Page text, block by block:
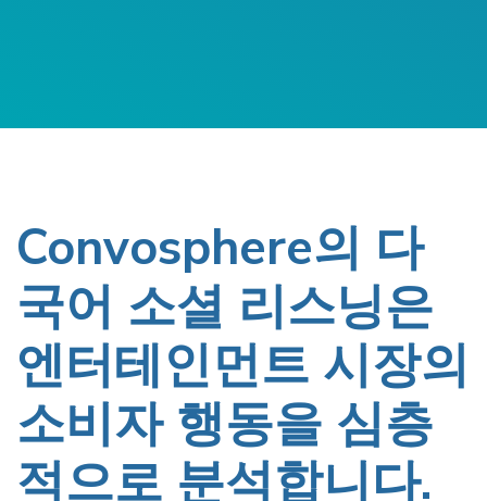
Convosphere의 다
국어 소셜 리스닝은
엔터테인먼트 시장의
소비자 행동을 심층
적으로 분석합니다.